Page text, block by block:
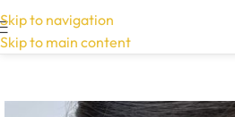
Skip to navigation
Skip to main content